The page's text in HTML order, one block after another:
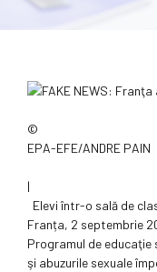
©
EPA-EFE/ANDRE PAIN
|
Elevi într-o sală de
Franța, 2 septembrie
Programul de educaţie
şi abuzurile sexuale